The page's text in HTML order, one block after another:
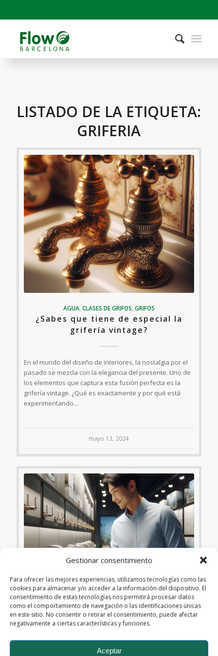
Gestionar consentimiento
Para ofrecer las mejores experiencias, utilizamos tecnologías como las
cookies para almacenar y/o acceder a la información del dispositivo. El
consentimiento de estas tecnologías nos permitirá procesar datos
como el comportamiento de navegación o las identificaciones únicas
en este sitio. No consentir o retirar el consentimiento, puede afectar
negativamente a ciertas características y funciones.
Aceptar
LISTADO DE LA ETIQUETA:
GRIFERIA
AGUA,CLASES DE GRIFOS,GRIFOS
¿Sabes que tiene de especial la
grifería vintage?
En el mundo del diseño de interiores, la nostalgia por el
pasado se mezcla con la elegancia del presente. Uno de
los elementos que captura esta fusión perfecta es la
grifería vintage. ¿Qué es exactamente y por qué está
experimentando…
mayo 13, 2024
AGUA,FLUIDOS,GRIFOS,LATINOAMÉRICA
Todo lo que debes saber para elegir
la grifería correcta